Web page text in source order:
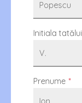
Initiala tatălui
Prenume *